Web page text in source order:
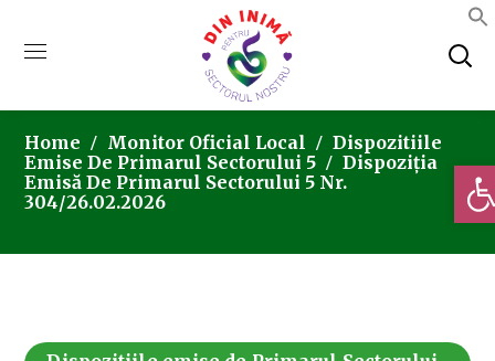
Home Monitor Oficial Local
Dispozitiile
Emise De Primarul Sectorului 5
Dispoziția
Emisă De Primarul Sectorului 5 Nr.
304/26.02.2026